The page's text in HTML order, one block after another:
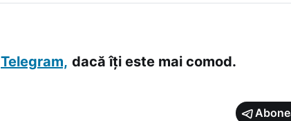
Telegram, dacă îți este mai comod.